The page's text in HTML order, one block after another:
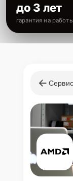
до 3 лет
гарантия на работы